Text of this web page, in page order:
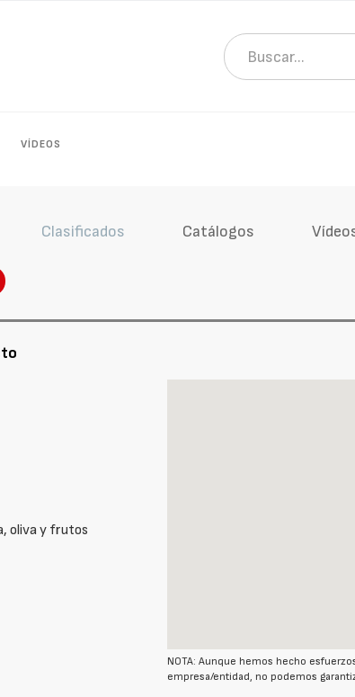
VÍDEOS
Clasificados Catálogos
oliva y frutos
NOTA: Aunque hemos hecho
empresa/entidad, no podemos